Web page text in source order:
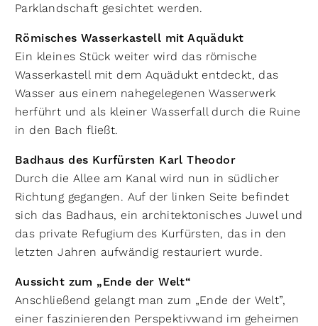
Parklandschaft gesichtet werden.
Römisches Wasserkastell mit Aquädukt
Ein kleines Stück weiter wird das römische
Wasserkastell mit dem Aquädukt entdeckt, das
Wasser aus einem nahegelegenen Wasserwerk
herführt und als kleiner Wasserfall durch die Ruine
in den Bach fließt.
Badhaus des Kurfürsten Karl Theodor
Durch die Allee am Kanal wird nun in südlicher
Richtung gegangen. Auf der linken Seite befindet
sich das Badhaus, ein architektonisches Juwel und
das private Refugium des Kurfürsten, das in den
letzten Jahren aufwändig restauriert wurde.
Aussicht zum „Ende der Welt“
Anschließend gelangt man zum „Ende der Welt”,
einer faszinierenden Perspektivwand im geheimen